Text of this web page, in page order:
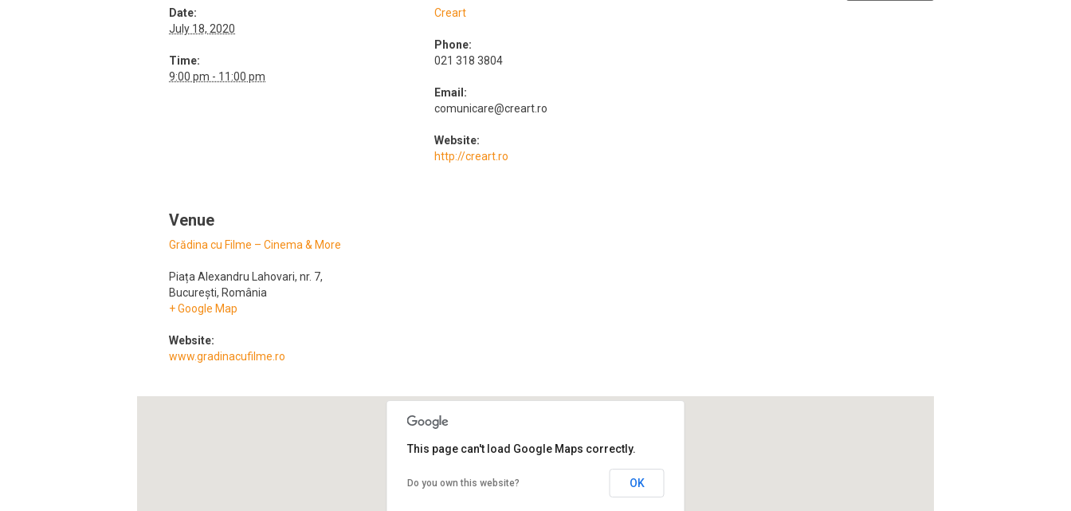
Date:
July 18, 2020
Time:
9:00 pm - 11:00 pm
Creart
Phone:
021 318 3804
Email:
comunicare@creart.ro
Website:
http://creart.ro
Venue
Grădina cu Filme – Cinema & More
Piața Alexandru Lahovari, nr. 7,
București, România
+ Google Map
Website:
www.gradinacufilme.ro
This page can't load Google Maps correctly.
Do you own this website? OK